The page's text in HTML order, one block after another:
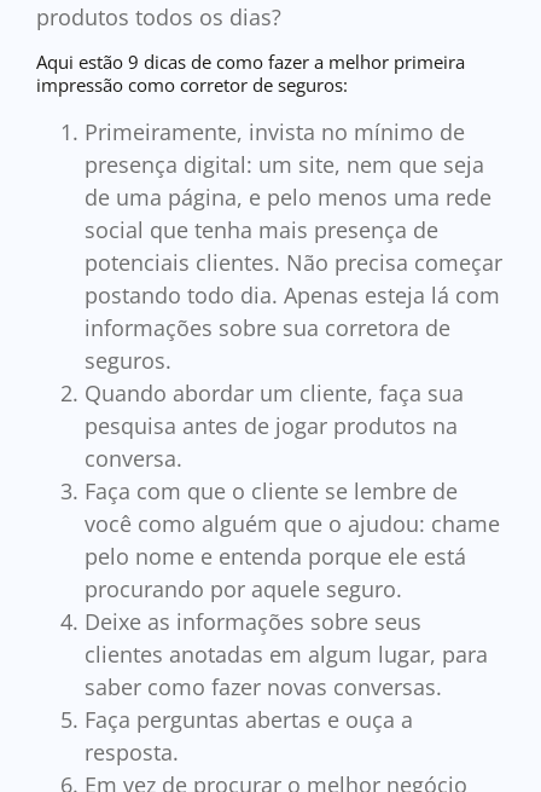
produtos todos os dias?
Aqui estão 9 dicas de como fazer a melhor primeira
impressão como corretor de seguros:
Primeiramente, invista no mínimo de
presença digital: um site, nem que seja
de uma página, e pelo menos uma rede
social que tenha mais presença de
potenciais clientes. Não precisa começar
postando todo dia. Apenas esteja lá com
informações sobre sua corretora de
seguros.
Quando abordar um cliente, faça sua
pesquisa antes de jogar produtos na
conversa.
Faça com que o cliente se lembre de
você como alguém que o ajudou: chame
pelo nome e entenda porque ele está
procurando por aquele seguro.
Deixe as informações sobre seus
clientes anotadas em algum lugar, para
saber como fazer novas conversas.
Faça perguntas abertas e ouça a
resposta.
Em vez de procurar o melhor negócio